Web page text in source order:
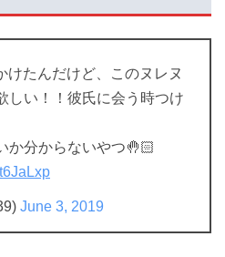
けたんだけど、このヌレヌ
しい！！彼氏に会う時つけ
か分からないやつ🤚🏻
June 3, 2019